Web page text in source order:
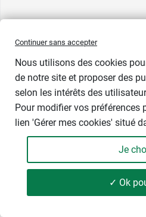
Continuer sans accepter
Nous utilisons des cookies
de notre site et proposer des
selon les intérêts des
Pour modifier vos préférences
lien 'Gérer mes cookies' situé
Je
✓ Ok